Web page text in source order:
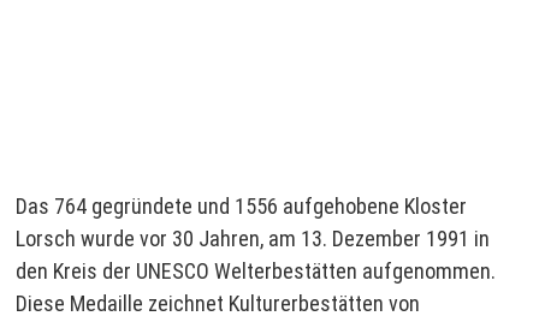
Das 764 gegründete und 1556 aufgehobene Kloster
Lorsch wurde vor 30 Jahren, am 13. Dezember 1991 in
den Kreis der UNESCO Welterbestätten aufgenommen.
Diese Medaille zeichnet Kulturerbestätten von